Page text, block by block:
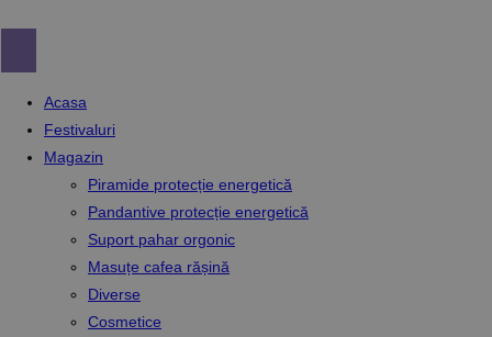
Acasa
Festivaluri
Magazin
Piramide protecție energetică
Pandantive protecție energetică
Suport pahar orgonic
Masuțe cafea rășină
Diverse
Cosmetice